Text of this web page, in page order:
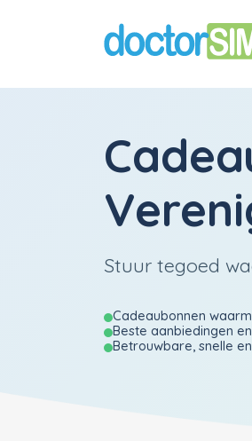
Stuur tegoed
Cadeaubonnen
Beste aanbiedingen
Betrouwbare, snelle